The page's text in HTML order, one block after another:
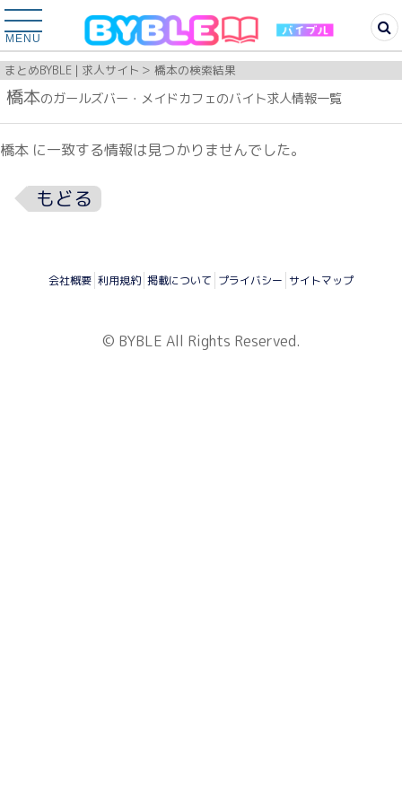
MENU
まとめBYBLE | 求人サイト 橋本の検索結果
橋本のガールズバー・メイドカフェのバイト求人情報一覧
橋本 に一致する情報は見つかりませんでした。
もどる
会社概要 利用規約 掲載について プライバシー サイトマップ
© BYBLE All Rights Reserved.